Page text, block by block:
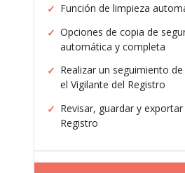
Función de limpieza
Opciones de copia de
automática y completa
Realizar un seguimiento
el Vigilante del Registro
Revisar, guardar y
Registro